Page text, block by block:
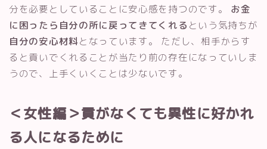
分を必要としていることに安心感を持つのです。 お金
に困ったら自分の所に戻ってきてくれる という気持ちが
自分の安心材料となっています。 ただし、相手からす
ると貢いでくれることが当たり前の存在になっていしま
うので、上手くいくことは少ないです。
＜女性編＞貢がなくても異性に好かれ
る人になるために